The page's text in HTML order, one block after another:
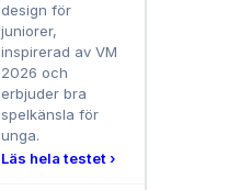
design för
juniorer,
inspirerad av VM
2026 och
erbjuder bra
spelkänsla för
unga.
Läs hela testet ›